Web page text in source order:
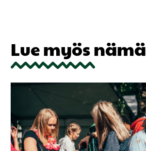
Lue myös nämä